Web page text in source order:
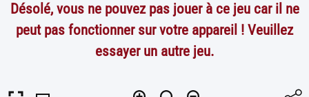
Désolé, vous ne pouvez pas jouer à ce jeu car il ne
peut pas fonctionner sur votre appareil ! Veuillez
essayer un autre jeu.